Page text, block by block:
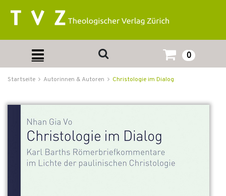
0
Startseite Autorinnen & Autoren Christologie im Dialog